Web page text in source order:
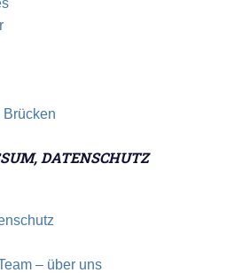
DATENSCHUTZ
– über uns